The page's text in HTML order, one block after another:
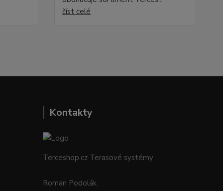
číst celé
Kontakty
Terceshop.cz Terasové systémy
Roman Podolák